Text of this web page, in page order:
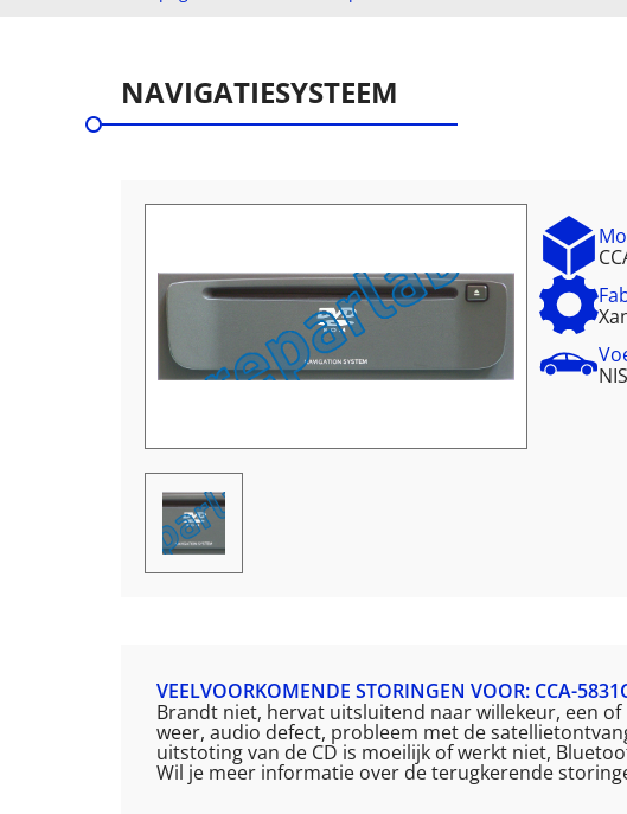
NAVIGATIESYSTEEM
VEELVOORKOMENDE STORINGEN VOOR: CCA-
Brandt niet, hervat uitsluitend naar willekeur, een
weer, audio defect, probleem met de
uitstoting van de CD is moeilijk of werkt niet,
Wil je meer informatie over de terugkerende